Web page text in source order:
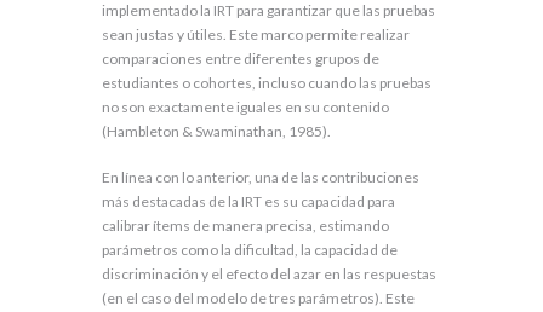
implementado la IRT para garantizar que las pruebas
sean justas y útiles. Este marco permite realizar
comparaciones entre diferentes grupos de
estudiantes o cohortes, incluso cuando las pruebas
no son exactamente iguales en su contenido
(Hambleton & Swaminathan, 1985).
En línea con lo anterior, una de las contribuciones
más destacadas de la IRT es su capacidad para
calibrar ítems de manera precisa, estimando
parámetros como la dificultad, la capacidad de
discriminación y el efecto del azar en las respuestas
(en el caso del modelo de tres parámetros). Este